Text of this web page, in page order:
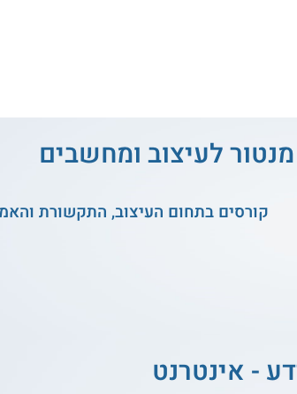
לעיצוב ומחשבים
קורסים בתחום העיצוב, התקשורת
- אינטרנט